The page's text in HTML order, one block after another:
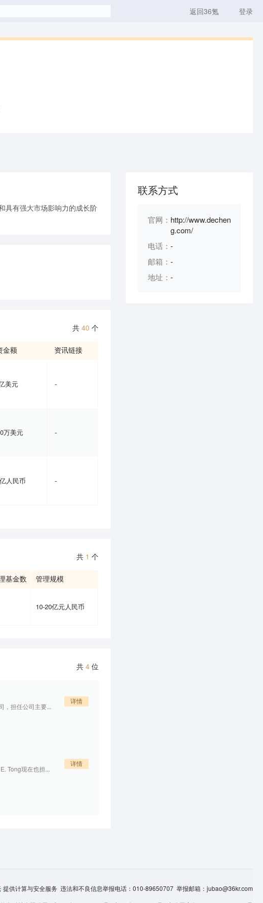
返回36氪 登录
具有强大市场影响力的成长阶
共 40 个
金额 资讯链接
美元 -
万美元 -
人民币 -
共 1 个
基金数 管理规模
10-20亿元人民币
共 4 位
，担任公司主要...
详情
Tong现在也担...
详情
联系方式
官网： http://www.dechen
g.com/
电话： -
邮箱： -
地址： -
提供计算与安全服务 违法和不良信息举报电话：010-89650707 举报邮箱：jubao@36kr.com